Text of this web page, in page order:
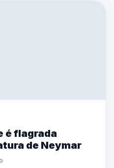
é flagrada
de Neymar